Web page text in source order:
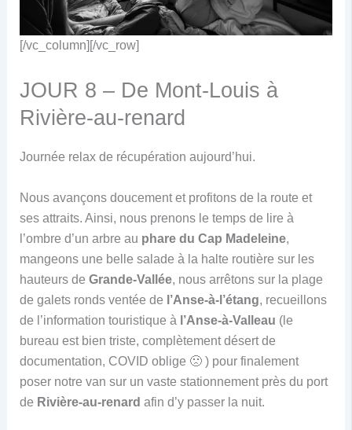
[/vc_column][/vc_row]
JOUR 8 – De Mont-Louis à
Rivière-au-renard
Journée relax de récupération aujourd’hui.
Nous avançons doucement et profitons de la route et
ses attraits. Ainsi, nous prenons le temps de lire à
l’ombre d’un arbre au phare du Cap Madeleine,
mangeons une belle salade à la halte routière sur les
hauteurs de Grande-Vallée, nous arrêtons sur la plage
de galets ronds ventée de l’Anse-à-l’étang, recueillons
de l’information touristique à l’Anse-à-Valleau (le
bureau est bien triste, complètement désert de
documentation, COVID oblige 🙁 ) pour finalement
poser notre van sur un vaste stationnement près du port
de Rivière-au-renard afin d’y passer la nuit.